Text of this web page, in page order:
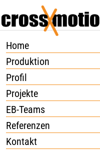
Home
Produktion
Profil
Projekte
EB-Teams
Referenzen
Kontakt